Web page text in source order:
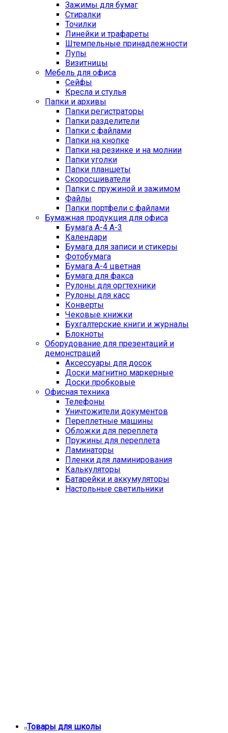
Зажимы для бумаг
Стиралки
Точилки
Линейки и трафареты
Штемпельные принадлежности
Лупы
Визитницы
Мебель для офиса
Сейфы
Кресла и стулья
Папки и архивы
Папки регистраторы
Папки разделители
Папки с файлами
Папки на кнопке
Папки на резинке и на молнии
Папки уголки
Папки планшеты
Скоросшиватели
Папки с пружиной и зажимом
Файлы
Папки портфели с файлами
Бумажная продукция для офиса
Бумага А-4 А-3
Календари
Бумага для записи и стикеры
Фотобумага
Бумага А-4 цветная
Бумага для факса
Рулоны для оргтехники
Рулоны для касс
Конверты
Чековые книжки
Бухгалтерские книги и журналы
Блокноты
Оборудование для презентаций и
демонстраций
Аксессуары для досок
Доски магнитно маркерные
Доски пробковые
Офисная техника
Телефоны
Уничтожители документов
Переплетные машины
Обложки для переплета
Пружины для переплета
Ламинаторы
Пленки для ламинирования
Калькуляторы
Батарейки и аккумуляторы
Настольные светильники
Товары для школы